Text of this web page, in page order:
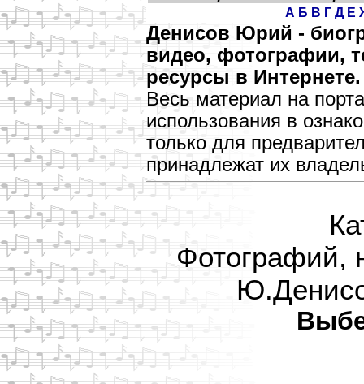
А Б В Г Д Е
Денисов Юрий -
видео, фотографии,
ресурсы в Интернете.
Весь материал на
использования в
только для
принадлежат их
Фотографий,